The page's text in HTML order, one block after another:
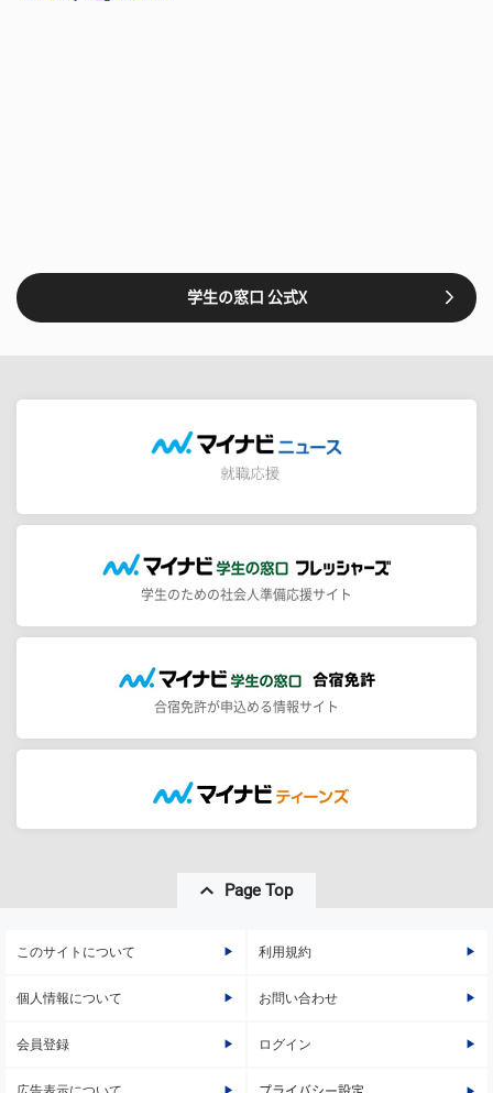
学生の窓口 公式X
学生のための社会人準備応援サイト
合宿免許が申込める情報サイト
Page Top
このサイトについて 利用規約
個人情報について お問い合わせ
会員登録 ログイン